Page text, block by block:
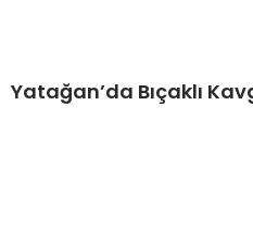
Yatağan’da Bıçaklı